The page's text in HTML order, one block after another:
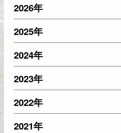
2026年
2025年
2024年
2023年
2022年
2021年